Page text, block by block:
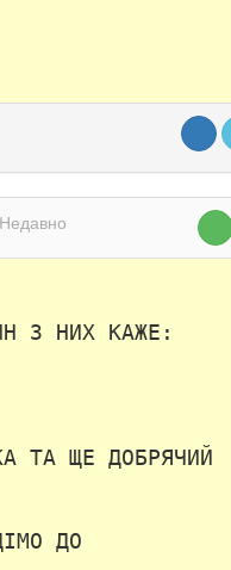
Недавно
З НИХ КАЖЕ:
ТА ЩЕ ДОБРЯЧИЙ
ДО